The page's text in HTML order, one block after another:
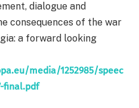
dialogue and
consequences of the war
a forward looking
media/1252985/speec
final.pdf